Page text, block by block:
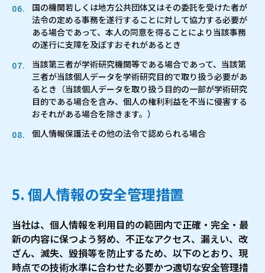
国の機関若しくは地方公共団体又はその委託を受けた者が
法令の定める事務を遂行することに対して協力する必要が
ある場合であって、本人の同意を得ることにより当該事務
の遂行に支障を及ぼすおそれがあるとき
当該第三者が学術研究機関等である場合であって、当該第
三者が当該個人データを学術研究目的で取り扱う必要があ
るとき（当該個人データを取り扱う目的の一部が学術研究
目的である場合を含み、個人の権利利益を不当に侵害する
おそれがある場合を除きます。）
個人情報保護法その他の法令で認められる場合
5. 個人情報の安全管理措置
当社は、個人情報を利用目的の範囲内で正確・完全・最
新の内容に保つよう努め、不正なアクセス、漏えい、改
ざん、滅失、毀損等を防止するため、以下のとおり、現
時点での技術水準に合わせた必要かつ適切な安全管理措